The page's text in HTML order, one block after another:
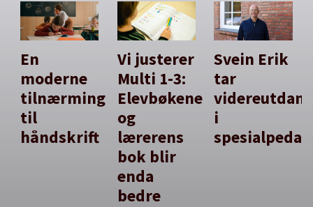
En
moderne
tilnærming
til
håndskrift
Vi justerer
Multi 1-3:
Elevbøkene
og
lærerens
bok blir
enda
bedre
Svein Erik
tar
i